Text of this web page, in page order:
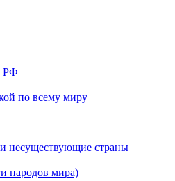
РФ
по всему миру
несуществующие страны
народов мира)